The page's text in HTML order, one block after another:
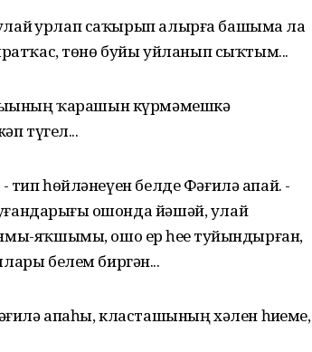
ҙурлап саҡырып алырға башыма ла
төнө буйы уйланып сыҡтым...
ҡарашын күрмәмешкә
түгел...
- тип һөйләнеүен белде Фәғилә апай. -
ошонда йәшәй, улай
яҡшымы, ошо ер һеҙҙе туйындырған,
белем биргән...
апаһы, класташының хәлен һиҙҙеме,